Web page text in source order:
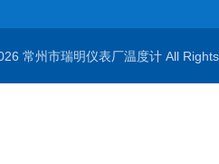
常州市瑞明仪表厂温度计 All